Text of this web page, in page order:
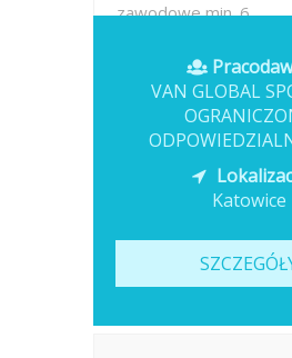
zawodowe min. 6...
Opublikowano: wczoraj
VAN GLOBAL
Katowice